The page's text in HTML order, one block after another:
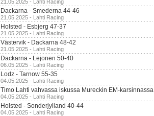
21.05.2025 - Lahti Racing
Dackarna - Smederna 44-46
21.05.2025 - Lahti Racing
Holsted - Esbjerg 47-37
21.05.2025 - Lahti Racing
Västervik - Dackarna 48-42
21.05.2025 - Lahti Racing
Dackarna - Lejonen 50-40
06.05.2025 - Lahti Racing
Lodz - Tarnow 55-35
04.05.2025 - Lahti Racing
Timo Lahti vahvassa iskussa Mureckin EM-karsinnassa
04.05.2025 - Lahti Racing
Holsted - Sonderjylland 40-44
04.05.2025 - Lahti Racing